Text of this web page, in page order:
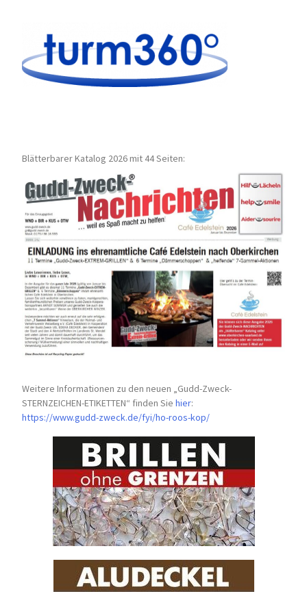
Blätterbarer Katalog 2026 mit 44 Seiten:
Weitere Informationen zu den neuen „Gudd-Zweck-
STERNZEICHEN-ETIKETTEN“ finden Siehier:
https://www.gudd-zweck.de/fyi/ho-roos-kop/